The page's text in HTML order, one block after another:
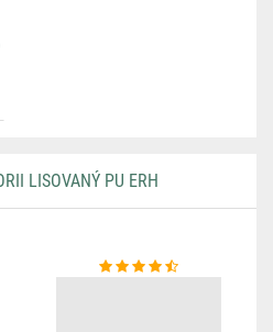
LISOVANÝ PU ERH